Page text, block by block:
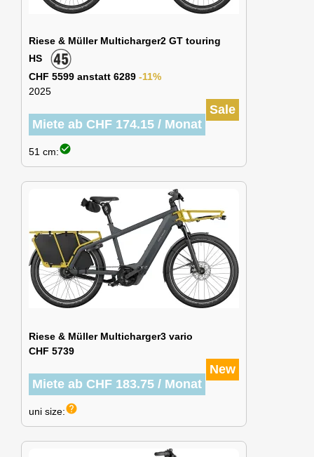
Riese & Müller Multicharger2 GT touring
HS
CHF 5599 anstatt 6289 -11%
2025
Sale
Miete ab CHF 174.15 / Monat
51 cm:check_circle
Riese & Müller Multicharger3 vario
CHF 5739
New
Miete ab CHF 183.75 / Monat
uni size:help